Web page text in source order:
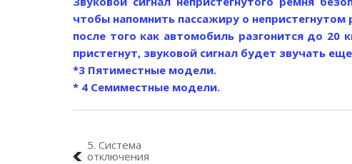
чтобы напомнить пассажиру о непристегнутом
после того как автомобиль разгонится до 20
пристегнут, звуковой сигнал будет звучать
*3 Пятиместные модели.
* 4 Семиместные модели.
5. Система
отключения